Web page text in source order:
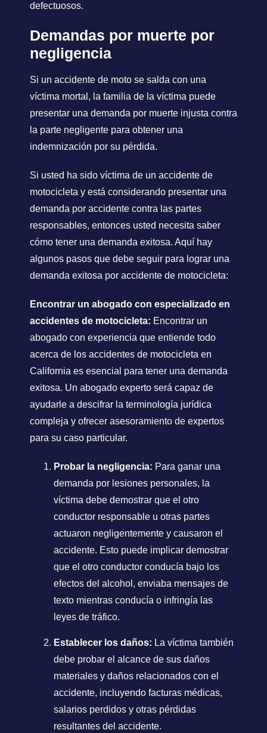
defectuosos.
Demandas por muerte por
negligencia
Si un accidente de moto se salda con una
víctima mortal, la familia de la víctima puede
presentar una demanda por muerte injusta contra
la parte negligente para obtener una
indemnización por su pérdida.
Si usted ha sido víctima de un accidente de
motocicleta y está considerando presentar una
demanda por accidente contra las partes
responsables, entonces usted necesita saber
cómo tener una demanda exitosa. Aquí hay
algunos pasos que debe seguir para lograr una
demanda exitosa por accidente de motocicleta:
Encontrar un abogado con especializado en
accidentes de motocicleta: Encontrar un
abogado con experiencia que entiende todo
acerca de los accidentes de motocicleta en
California es esencial para tener una demanda
exitosa. Un abogado experto será capaz de
ayudarle a descifrar la terminología jurídica
compleja y ofrecer asesoramiento de expertos
para su caso particular.
Probar la negligencia: Para ganar una
demanda por lesiones personales, la
víctima debe demostrar que el otro
conductor responsable u otras partes
actuaron negligentemente y causaron el
accidente. Esto puede implicar demostrar
que el otro conductor conducía bajo los
efectos del alcohol, enviaba mensajes de
texto mientras conducía o infringía las
leyes de tráfico.
Establecer los daños: La víctima también
debe probar el alcance de sus daños
materiales y daños relacionados con el
accidente, incluyendo facturas médicas,
salarios perdidos y otras pérdidas
resultantes del accidente.